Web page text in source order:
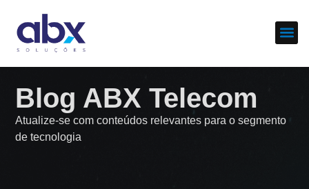
Blog ABX Telecom
Atualize-se com conteúdos relevantes para o segmento
de tecnologia